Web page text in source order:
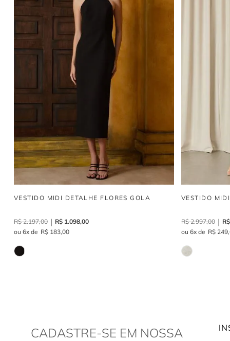
VESTIDO MIDI DETALHE FLORES GOLA
R$ 2.197,00 R$ 1.098,00
6
R$ 183,00
VESTIDO
R$ 2.997,00 R$
6
R$ 249,
CADASTRE-SE EM NOSSA